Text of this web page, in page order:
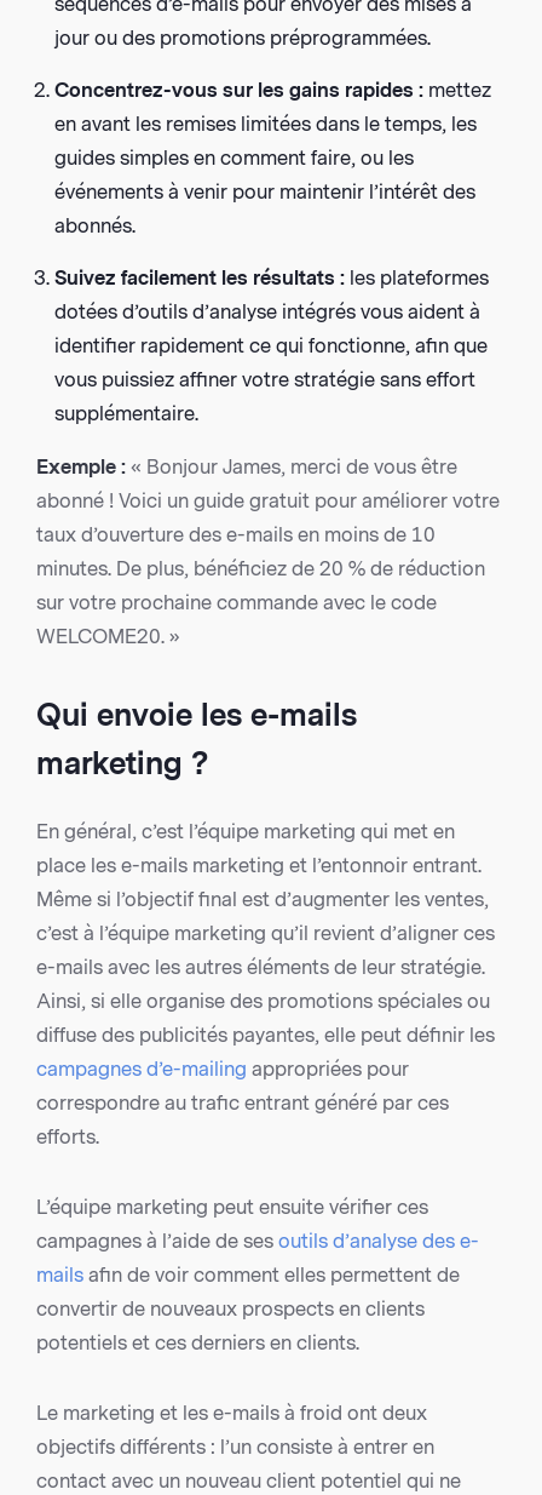
jour ou des promotions préprogrammées.
Concentrez-vous sur les gains rapides : mettez
en avant les remises limitées dans le temps, les
guides simples en comment faire, ou les
événements à venir pour maintenir l’intérêt des
abonnés.
Suivez facilement les résultats : les plateformes
dotées d’outils d’analyse intégrés vous aident à
identifier rapidement ce qui fonctionne, afin que
vous puissiez affiner votre stratégie sans effort
supplémentaire.
Exemple : « Bonjour James, merci de vous être
abonné ! Voici un guide gratuit pour améliorer votre
taux d’ouverture des e-mails en moins de 10
minutes. De plus, bénéficiez de 20 % de réduction
sur votre prochaine commande avec le code
WELCOME20. »
Qui envoie les e-mails
marketing ?
En général, c’est l’équipe marketing qui met en
place les e-mails marketing et l’entonnoir entrant.
Même si l’objectif final est d’augmenter les ventes,
c’est à l’équipe marketing qu’il revient d’aligner ces
e-mails avec les autres éléments de leur stratégie.
Ainsi, si elle organise des promotions spéciales ou
diffuse des publicités payantes, elle peut définir les
campagnes d’e-mailing appropriées pour
correspondre au trafic entrant généré par ces
efforts.
L’équipe marketing peut ensuite vérifier ces
campagnes à l’aide de ses outils d’analyse des e-
mails afin de voir comment elles permettent de
convertir de nouveaux prospects en clients
potentiels et ces derniers en clients.
Le marketing et les e-mails à froid ont deux
objectifs différents : l’un consiste à entrer en
contact avec un nouveau client potentiel qui ne